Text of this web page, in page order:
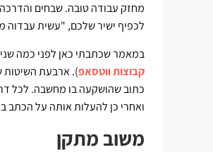
מחזק עבודה טובה. שבחים
לכפיף ישיר שלכם, "עשית עבדוה
במאמר שכתבתי כאן לפני כמה
קבוצות ווטסאפ). ארבעת השיטות
כתוב שהושקעה בו מחשבה. לכל
ואחרי כן להעלות אותה על הכתב
משוב מתקן